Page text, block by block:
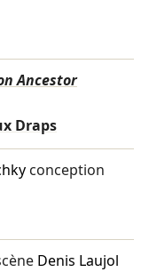
Ancestor
Draps
conception
Denis Laujol